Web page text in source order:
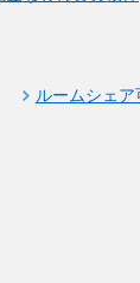
ルームシェア